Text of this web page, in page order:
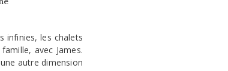
infinies, les chalets
avec James.
autre dimension